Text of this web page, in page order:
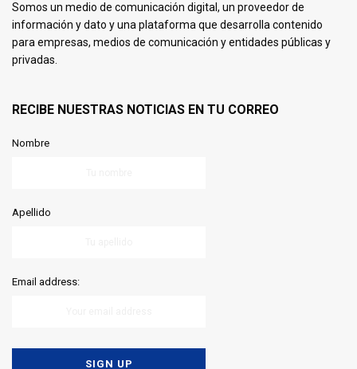
Somos un medio de comunicación digital, un proveedor de
información y dato y una plataforma que desarrolla contenido
para empresas, medios de comunicación y entidades públicas y
privadas.
RECIBE NUESTRAS NOTICIAS EN TU CORREO
Nombre
Apellido
Email address: